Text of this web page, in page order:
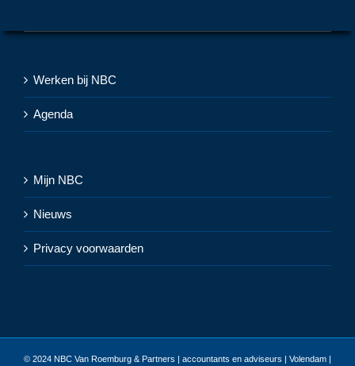
Werken bij NBC
Agenda
Mijn NBC
Nieuws
Privacy voorwaarden
© 2024 NBC Van Roemburg & Partners | accountants en adviseurs | Volendam |